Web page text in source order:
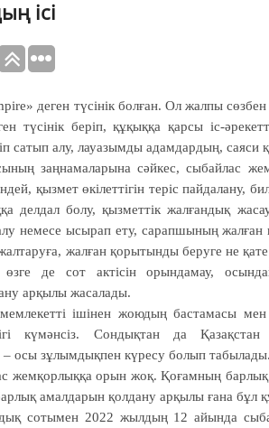
ісі
деген түсінік болған. Ол жалпы
түсінік беріп, құқыққа қарсы іс-
сатып алу, лауазымды адамдардың, саяси
заңнамаларына сәйкес, сыбайлас
қызмет өкілеттігін теріс пайдалану,
делдал болу, қызметтік жалғандық
немесе ысырап ету, сарапшының
жалған қорытынды беруге не
де сот актісін орындамау,
арқылы жасалады.
ішінен жоюдың бастамасы мен
күмәнсіз. Сондықтан да
осы зұлымдықпен күресу болып табылады.
жемқорлыққа орын жоқ. Қоғамның барлық
амалдарын қолдану арқылы ғана бұл
сотымен 2022 жылдың 12 айында